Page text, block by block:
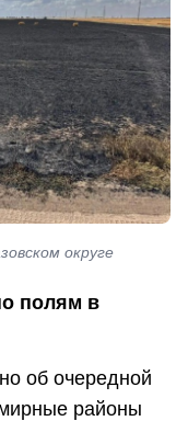
округе
полям в
об очередной
районы